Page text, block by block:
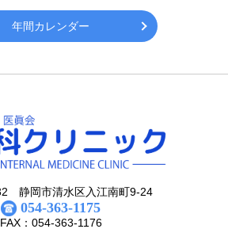
年間カレンダー
静岡市清水区入江南町9-24
054-363-1175
FAX：054-363-1176